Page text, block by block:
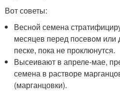
Вот советы:
Весной семена
месяцев перед посевом
песке, пока не проклюнутся.
Высеивают в апреле-мае,
семена в растворе
(марганцовки).